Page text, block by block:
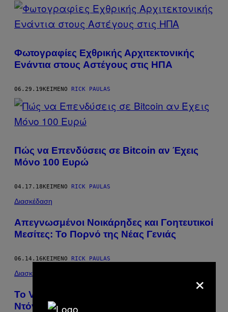
POSTS
BY
THIS
AUTHOR
Φωτογραφίες Εχθρικής Αρχιτεκτονικής
Eνάντια στους Aστέγους στις ΗΠΑ
06.29.19ΚΕΊΜΕΝΟ RICK PAULAS
Πώς να Επενδύσεις σε Bitcoin αν Έχεις
Μόνο 100 Ευρώ
04.17.18ΚΕΊΜΕΝΟ RICK PAULAS
Διασκέδαση
Απεγνωσμένοι Νοικάρηδες και Γοητευτικοί
Μεσίτες: To Πορνό της Νέας Γενιάς
06.14.16ΚΕΊΜΕΝΟ RICK PAULAS
Διασκέδαση
Το Viral Πορτρέτο του Μικρού Πέους του
Ντόναλντ Τραμπ Βγαίνει σε Δημοπρασία
×